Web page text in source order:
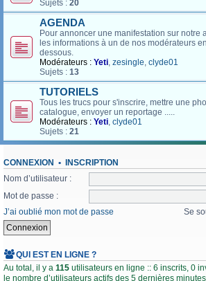
Sujets : 20
AGENDA
Pour annoncer une manifestation sur notre
les informations à un de nos modérateurs
dessous.
Modérateurs : Yeti, zesingle, clyde01
Sujets : 13
TUTORIELS
Tous les trucs pour s'inscrire, mettre une
catalogue, envoyer un reportage .....
Modérateurs : Yeti, clyde01
Sujets : 21
CONNEXION • INSCRIPTION
Nom d’utilisateur :
Mot de passe :
J’ai oublié mon mot de passe
Se
QUI EST EN LIGNE ?
Au total, il y a 115 utilisateurs en ligne :: 6 inscrits, 0
le nombre d’utilisateurs actifs des 5 dernières